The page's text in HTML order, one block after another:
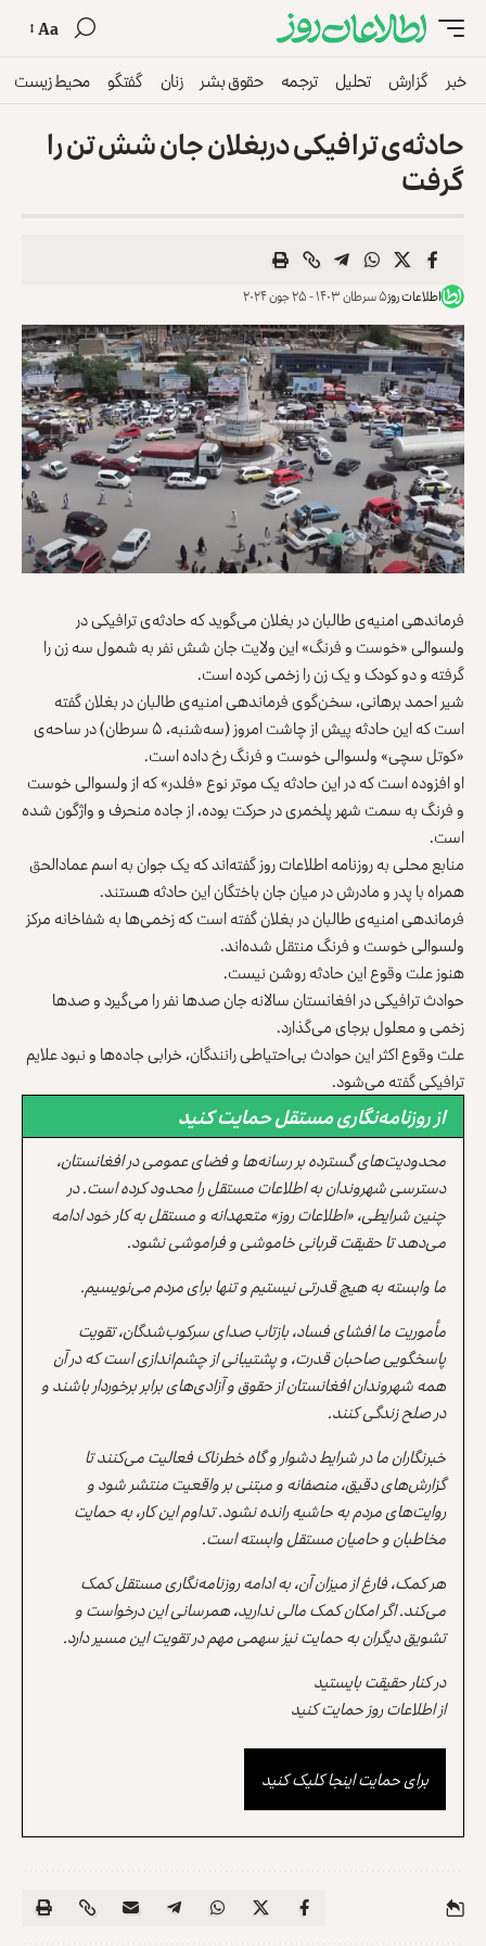
Aa
خبر گزارش تحلیل ترجمه حقوق بشر زنان گفتگو محیط زیست
حادثه‌ی ترافیکی دربغلان جان شش تن را
گرفت
اطلاعات روز۵ سرطان ۱۴۰۳ - ۲۵ جون ۲۰۲۴
فرماندهی امنیه‌ی طالبان در بغلان می‌گوید که حادثه‌ی ترافیکی در
ولسوالی «خوست‌ و فرنگ» این ولایت جان شش نفر به شمول سه زن را
گرفته و دو کودک و یک زن را زخمی کرده است.
شیر احمد برهانی، سخن‌گوی فرماندهی امنیه‌ی طالبان در بغلان گفته
است که این حادثه پیش از چاشت امروز (سه‌شنبه، ۵ سرطان) در ساحه‌ی
«کوتل سچی» ولسوالی‌ خوست و فرنگ رخ داده است.
او افزوده است که در این حادثه یک موتر نوع «فلدر» که از ولسوالی خوست
و فرنگ به سمت شهر پلخمری در حرکت بوده، از جاده منحرف و واژگون شده
است.
منابع محلی به روزنامه اطلاعات روز گفته‌اند که یک جوان به اسم عماد‌الحق
همراه با پدر و مادرش در میان جان باختگان این حادثه هستند.
فرماندهی امنیه‌ی طالبان در بغلان گفته است که زخمی‌ها به شفاخانه مرکز
ولسوالی خوست و فرنگ منتقل شده‌اند.
هنوز علت وقوع این حادثه روشن نیست.
حوادث ترافیکی در افغانستان سالانه جان صدها نفر را می‌گیرد و صدها
زخمی و معلول برجای می‌گذارد.
علت وقوع اکثر این حوادث بی‌احتیاطی رانندگان، خرابی جاده‌ها و نبود علایم
ترافیکی گفته می‌شود.
از روزنامه‌نگاری مستقل حمایت کنید
محدودیت‌های گسترده بر رسانه‌ها و فضای عمومی در افغانستان،
دسترسی شهروندان به اطلاعات مستقل را محدود کرده است. در
چنین شرایطی، «اطلاعات روز» متعهدانه و مستقل به کار خود ادامه
می‌دهد تا حقیقت قربانی خاموشی و فراموشی نشود.
ما وابسته به هیچ قدرتی نیستیم و تنها برای مردم می‌نویسیم.
مأموریت ما افشای فساد، بازتاب صدای سرکوب‌شدگان، تقویت
پاسخگویی صاحبان قدرت، و پشتیبانی از چشم‌اندازی است که در آن
همه شهروندان افغانستان از حقوق و آزادی‌های برابر برخوردار باشند و
در صلح زندگی کنند.
خبرنگاران ما در شرایط دشوار و گاه خطرناک فعالیت می‌کنند تا
گزارش‌های دقیق، منصفانه و مبتنی بر واقعیت منتشر شود و
روایت‌های مردم به حاشیه رانده نشود. تداوم این کار، به حمایت
مخاطبان و حامیان مستقل وابسته است.
هر کمک، فارغ از میزان آن، به ادامه روزنامه‌نگاری مستقل کمک
می‌کند. اگر امکان کمک مالی ندارید، همرسانی این درخواست و
تشویق دیگران به حمایت نیز سهمی مهم در تقویت این مسیر دارد.
در کنار حقیقت بایستید
از اطلاعات روز حمایت کنید
برای حمایت اینجا کلیک کنید